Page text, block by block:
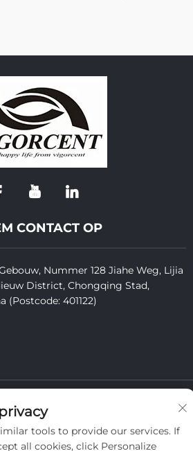
CONTACT OP
Nummer 128 Jiahe Weg, Lijia
District, Chongqing Stad,
(Postcode: 401122)
Ltd.
Privacybeleid
tools to provide our services. If
all cookies, click Personalize